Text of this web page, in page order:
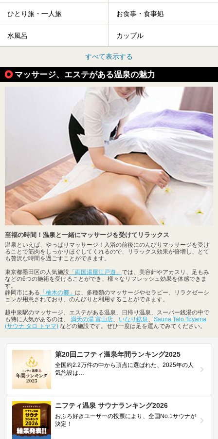
ひとり旅・一人旅 お食事・食事処
水風呂 カップル
すべて表示する
マッサージ、エステがある温泉の魅力
至福の時間！温泉と一緒にマッサージを受けてリラックス
温泉といえば、やっぱりマッサージ！入浴の前後にのんびりマッサージを受け
ることで筋肉をしっかりほぐしてくれるので、リラックス効果が倍増し、とて
も贅沢な時間を過ごすことができます。
東京都墨田区の人気施設 「両国湯屋江戸遊」 では、美容針やアカスリ、足もみ
などの6つの施術を受けることができ、様々なリフレッシュ効果を体感できま
す。
静岡市にある 「柚木の郷」 は、多種類のマッサージやセラピー、リラクゼーシ
ョンが用意されており、のんびりと利用することができます。
越中泉駅のマッサージ、エステがある温泉、日帰り温泉、スーパー銭湯の中で
も特に人気があるのは、 満天の湯 富山店 いなり鉱泉
Sauna Talo Toyama
(サウナ タロ トヤマ) などの施設です。ぜひ一度は足を運んでみてください。
第20回ニフティ温泉年間ランキング2025
全国約2.2万件の中から頂点に選ばれた、2025年の人
気施設は…
ニフティ温泉 サウナランキング2026
おふろ好きユーザーの投票により、全国No.1サウナが
決定！